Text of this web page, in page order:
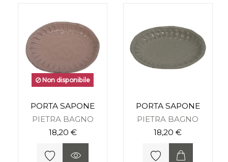
Non disponibile
PORTA SAPONE
PIETRA BAGNO
18,20 €
PORTA SAPONE
PIETRA BAGNO
18,20 €